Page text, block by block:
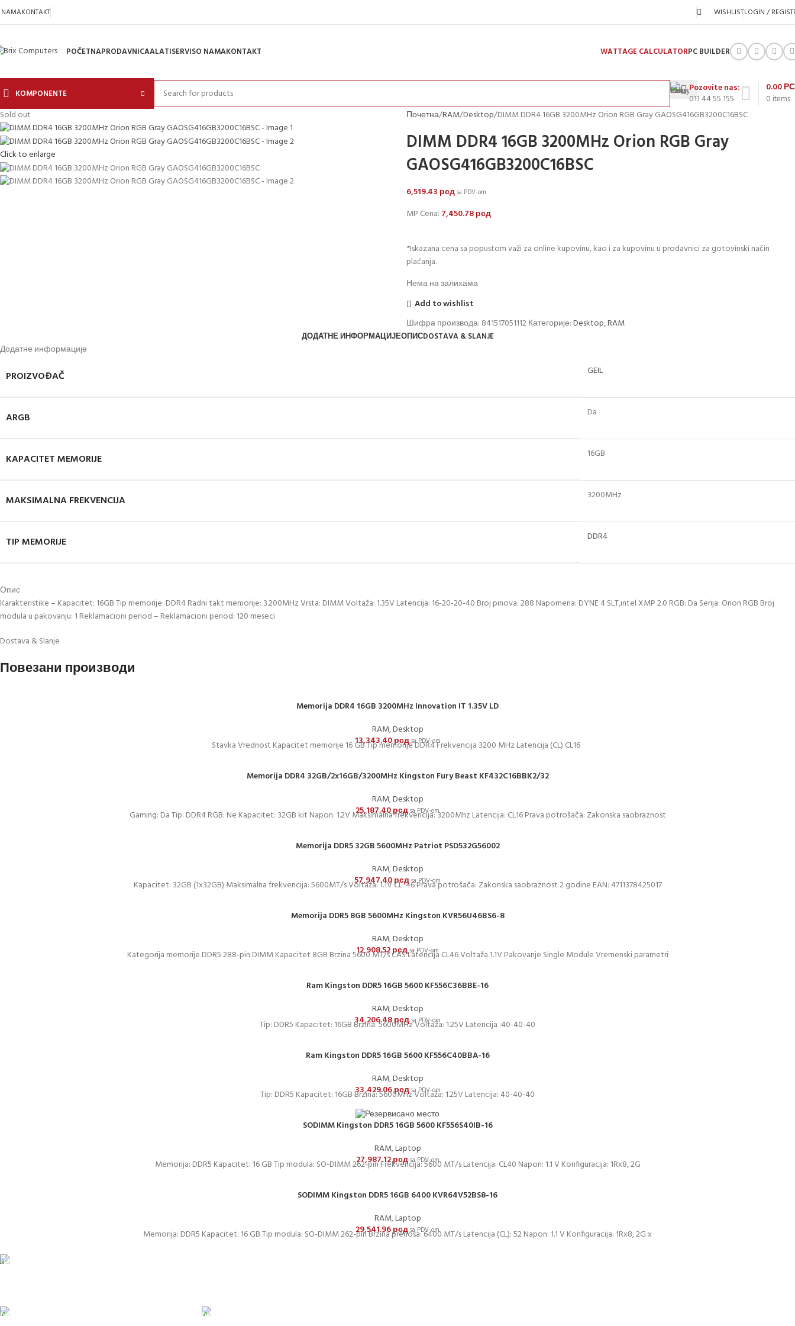
KONTAKT WISHLISTLOGIN /
POČETNAPRODAVNICAALATISERVISO NAMAKONTAKT WATTAGE CALCULATORPC BUILDER
KOMPONENTE
Pozovite nas:
011 44 55 155
0 items
0.00
Sold out
Click to enlarge
Почетна RAM Desktop DIMM DDR4 16GB 3200MHz Orion RGB Gray GAOSG416GB3200C16BSC
DIMM DDR4 16GB 3200MHz Orion RGB Gray
GAOSG416GB3200C16BSC
6,519.43 рсдsa PDV-om
MP Cena: 7,450.78рсд
*Iskazana cena sa popustom važi za online kupovinu, kao i za kupovinu u prodavnici za gotovinski način
plaćanja.
Нема на залихама
Add to wishlist
Шифра производа: 841517051112Категорије:Desktop,RAM
ДОДАТНЕ ИНФОРМАЦИЈЕОПИСDOSTAVA & SLANJE
Додатне информације
PROIZVOĐAČ GEIL
ARGB Da
KAPACITET MEMORIJE 16GB
MAKSIMALNA FREKVENCIJA 3200MHz
TIP MEMORIJE DDR4
Опис
Karakteristike – Kapacitet: 16GB Tip memorije: DDR4 Radni takt memorije: 3.200MHz Vrsta: DIMM Voltaža: 1.35V Latencija: 16-20-20-40 Broj pinova: 288 Napomena: DYNE 4 SLT,intel XMP 2.0 RGB: Da Serija: Orion RGB Broj
modula u pakovanju: 1 Reklamacioni period – Reklamacioni period: 120 meseci
Dostava & Slanje
Повезани производи
Memorija DDR4 16GB 3200MHz Innovation IT 1.35V LD
RAM,Desktop
13,343.40рсдsa PDV-om
Stavka Vrednost Kapacitet memorije 16 GB Tip memorije DDR4 Frekvencija 3200 MHz Latencija (CL) CL16
Memorija DDR4 32GB/2x16GB/3200MHz Kingston Fury Beast KF432C16BBK2/32
RAM,Desktop
25,187.40рсдsa PDV-om
Gaming: Da Tip: DDR4 RGB: Ne Kapacitet: 32GB kit Napon: 1.2V Maksimalna frekvencija: 3200Mhz Latencija: CL16 Prava potrošača: Zakonska saobraznost
Memorija DDR5 32GB 5600MHz Patriot PSD532G56002
RAM,Desktop
57,947.40рсдsa PDV-om
Kapacitet: 32GB (1x32GB) Maksimalna frekvencija: 5600MT/s Voltaža: 1.1V CL: 46 Prava potrošača: Zakonska saobraznost 2 godine EAN: 4711378425017
Memorija DDR5 8GB 5600MHz Kingston KVR56U46BS6-8
RAM,Desktop
12,908.52рсдsa PDV-om
Kategorija memorije DDR5 288-pin DIMM Kapacitet 8GB Brzina 5600 MT/s CAS Latencija CL46 Voltaža 1.1V Pakovanje Single Module Vremenski parametri
Ram Kingston DDR5 16GB 5600 KF556C36BBE-16
RAM,Desktop
34,206.48рсдsa PDV-om
Tip: DDR5 Kapacitet: 16GB Brzina: 5600MHz Voltaža: 1.25V Latencija :40-40-40
Ram Kingston DDR5 16GB 5600 KF556C40BBA-16
RAM,Desktop
33,429.06рсдsa PDV-om
Tip: DDR5 Kapacitet: 16GB Brzina: 5600Mhz Voltaža: 1.25V Latencija: 40-40-40
SODIMM Kingston DDR5 16GB 5600 KF556S40IB-16
RAM,Laptop
27,987.12рсдsa PDV-om
Memorija: DDR5 Kapacitet: 16 GB Tip modula: SO-DIMM 262-pin Frekvencija: 5600 MT/s Latencija: CL40 Napon: 1.1 V Konfiguracija: 1Rx8, 2G
SODIMM Kingston DDR5 16GB 6400 KVR64V52BS8-16
RAM,Laptop
29,541.96рсдsa PDV-om
Memorija: DDR5 Kapacitet: 16 GB Tip modula: SO-DIMM 262-pin Brzina prenosa: 6400 MT/s Latencija (CL): 52 Napon: 1.1 V Konfiguracija: 1Rx8, 2G x